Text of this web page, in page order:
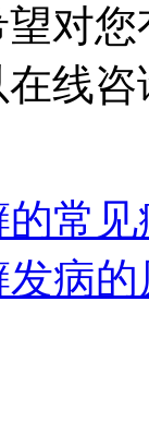
对
线
常
病